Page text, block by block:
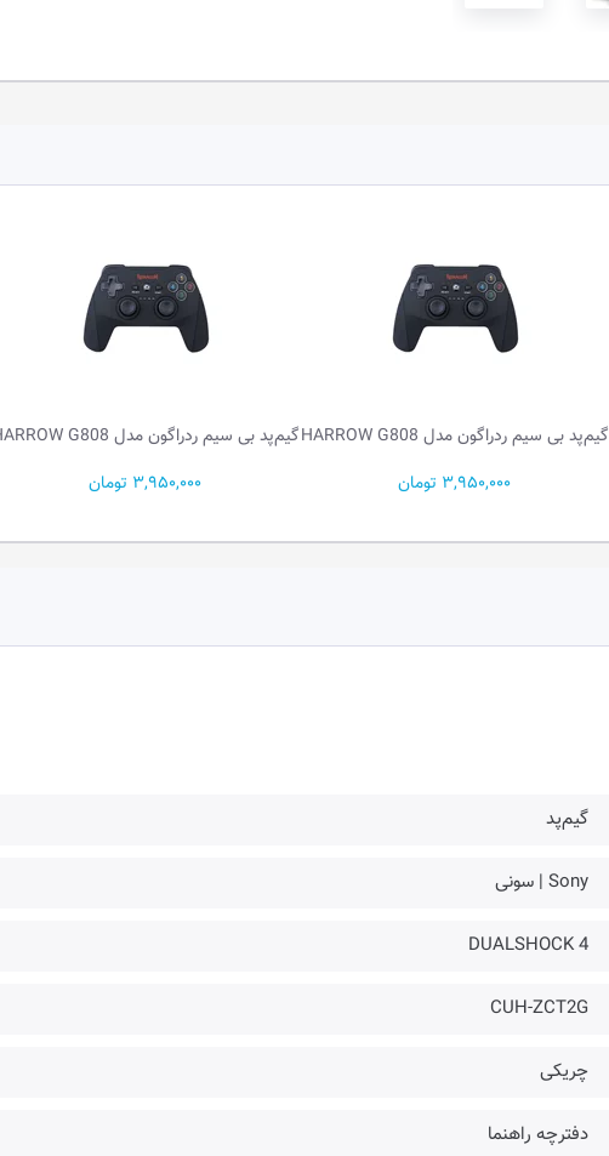
گیم‌پد بی سیم ردراگون مدل HARROW G808
3,950,000 تومان
گیم‌پد بی سیم ردراگون مدل HARROW G808
3,950,000 تومان
گیم‌پد
Sony | سونی
DUALSHOCK 4
CUH-ZCT2G
چریکی
دفترچه راهنما